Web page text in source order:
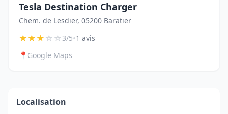
Tesla Destination Charger
Chem. de Lesdier, 05200 Baratier
★★★☆☆3/5•1 avis
📍 Google Maps
Localisation